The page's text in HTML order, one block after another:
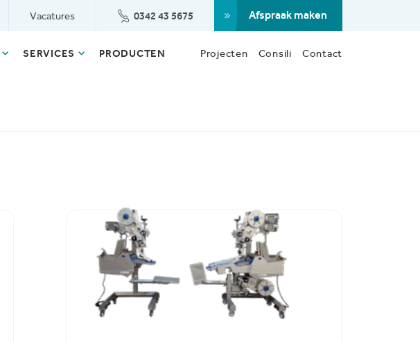
Vacatures 0342 43 5675 Afspraak maken
SERVICES PRODUCTEN Projecten Consili Contact